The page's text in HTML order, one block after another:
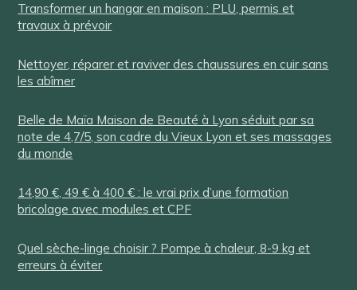
Transformer un hangar en maison : PLU, permis et
travaux à prévoir
Nettoyer, réparer et raviver des chaussures en cuir sans
les abîmer
Belle de Maïa Maison de Beauté à Lyon séduit par sa
note de 4,7/5, son cadre du Vieux Lyon et ses massages
du monde
14,90 €, 49 € à 400 € : le vrai prix d’une formation
bricolage avec modules et CPF
Quel sèche-linge choisir ? Pompe à chaleur, 8-9 kg et
erreurs à éviter